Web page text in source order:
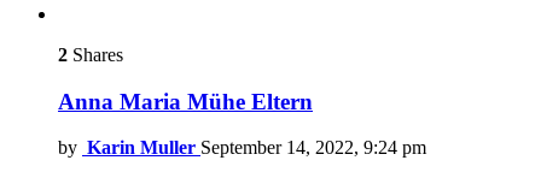
2 Shares
Anna Maria Mühe Eltern
by Karin Muller September 14, 2022, 9:24 pm